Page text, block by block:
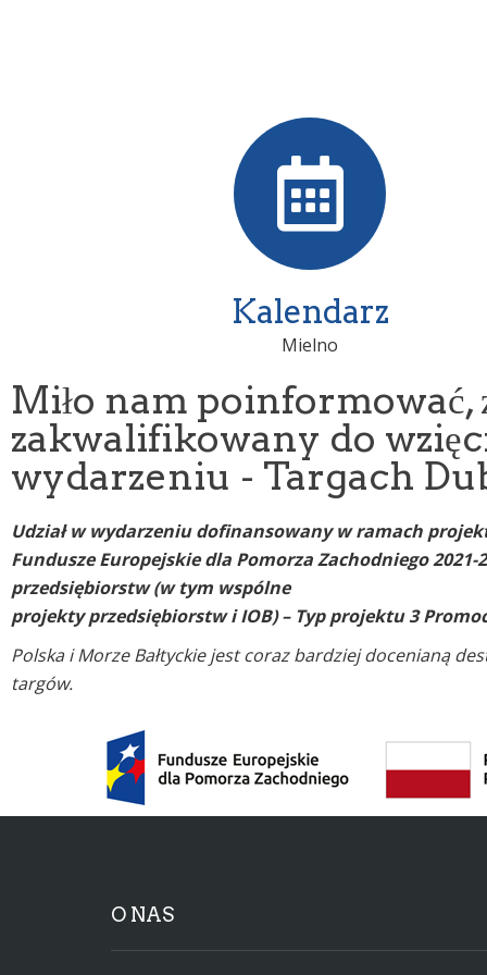
Kalendarz
Mielno
Miło nam poinformować,
zakwalifikowany do
wydarzeniu - Targach
Udział w wydarzeniu dofinansowany w ramach
Fundusze Europejskie dla Pomorza Zachodniego
przedsiębiorstw (w tym wspólne
projekty przedsiębiorstw i IOB) – Typ projektu 3
Polska i Morze Bałtyckie jest coraz bardziej docenianą
targów.
O NAS